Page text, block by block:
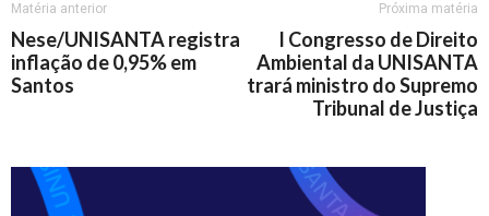
Matéria anterior
Nese/UNISANTA registra
inflação de 0,95% em
Santos
Próxima matéria
I Congresso de Direito
Ambiental da UNISANTA
trará ministro do Supremo
Tribunal de Justiça